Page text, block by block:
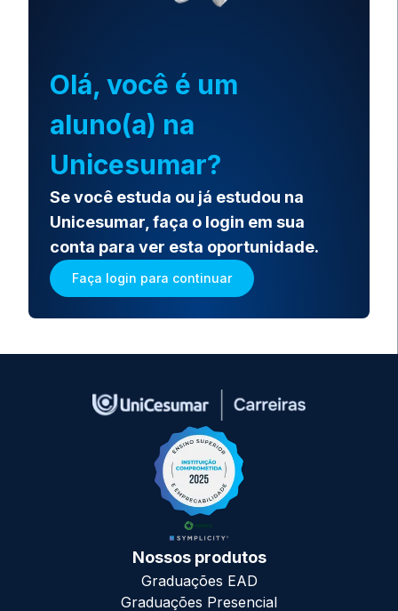
Olá, você é um
aluno(a) na
Unicesumar?
Se você estuda ou já estudou na
Unicesumar, faça o login em sua
conta para ver esta oportunidade.
Faça login para continuar
Nossos produtos
Graduações EAD
Graduações Presencial